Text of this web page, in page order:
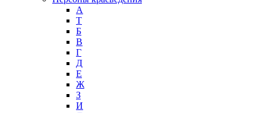
А
T
Б
В
Г
Д
Е
Ж
З
И